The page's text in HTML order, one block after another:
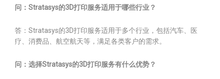
问：Stratasys的3D打印服务适用于哪些行业？
答：Stratasys的3D打印服务适用于多个行业，包括汽车、医
疗、消费品、航空航天等，满足各类客户的需求。
问：选择Stratasys的3D打印服务有什么优势？